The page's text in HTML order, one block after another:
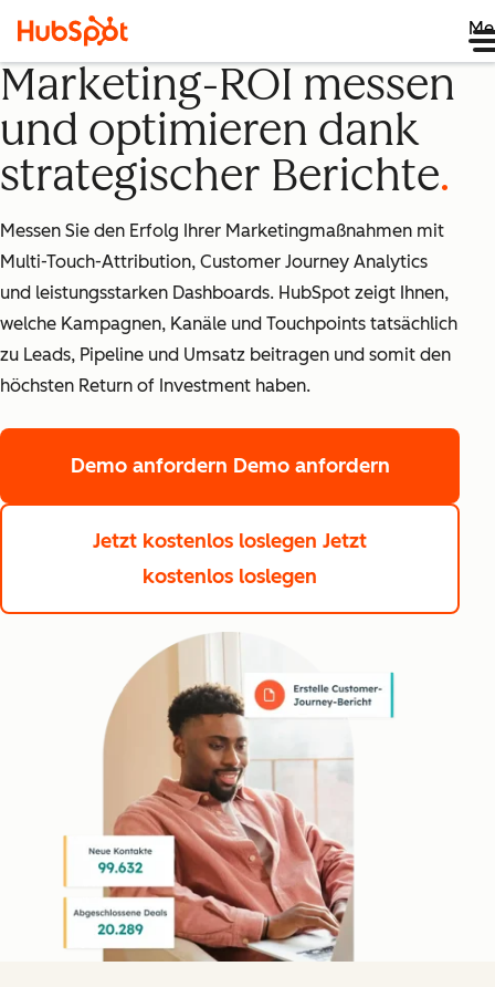
Marketing-ROI messen
und optimieren dank
strategischer Berichte
Messen Sie den Erfolg Ihrer Marketingmaßnahmen mit
Multi-Touch-Attribution, Customer Journey Analytics
und leistungsstarken Dashboards. HubSpot zeigt Ihnen,
welche Kampagnen, Kanäle und Touchpoints tatsächlich
zu Leads, Pipeline und Umsatz beitragen und somit den
höchsten Return of Investment haben.
Demo anfordern Demo anfordern
Jetzt kostenlos loslegen Jetzt
kostenlos loslegen